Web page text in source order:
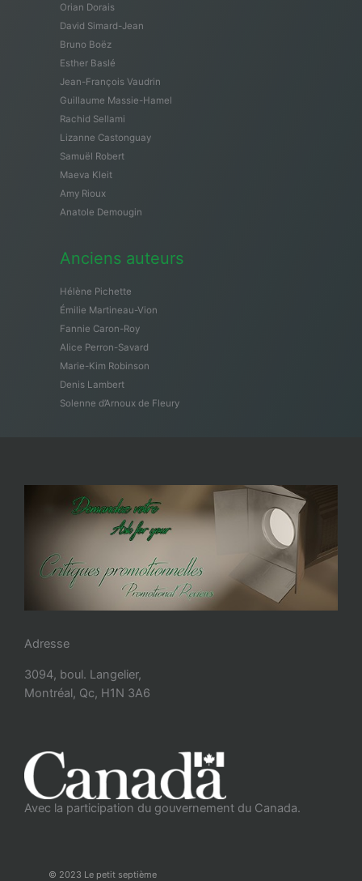
Orian Dorais
David Simard-Jean
Bruno Boëz
Esther Baslé
Jean-François Vaudrin
Guillaume Massie-Hamel
Rachid Sellami
Lizanne Castonguay
Samuël Robert
Maeva Kleit
Amy Rioux
Anatole Demougin
Anciens auteurs
Hélène Pichette
Émilie Martineau-Vion
Fannie Caron-Roy
Alice Perron-Savard
Marie-Kim Robinson
Denis Lambert
Solenne d’Arnoux de Fleury
Adresse
3094, boul. Langelier,
Montréal, Qc, H1N 3A6
Avec la participation du gouvernement du Canada.
© 2023 Le petit septième